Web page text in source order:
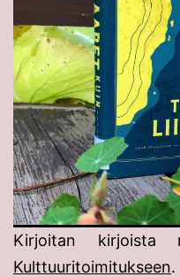
Kirjoitan kirjoista
Kulttuuritoimitukseen